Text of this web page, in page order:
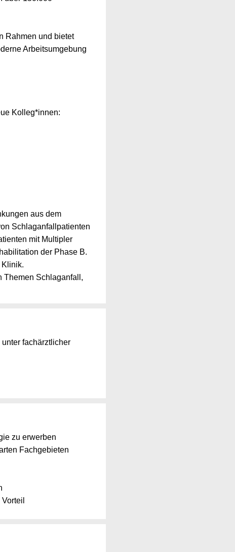
Rahmen und bietet
Arbeitsumgebung
Kolleg*innen:
aus dem
Schlaganfallpatienten
mit Multipler
der Phase B.
Themen Schlaganfall,
fachärztlicher
zu erwerben
Fachgebieten